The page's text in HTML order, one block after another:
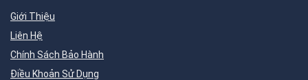
Giới Thiệu
Liên Hệ
Chính Sách Bảo Hành
Điều Khoản Sử Dụng